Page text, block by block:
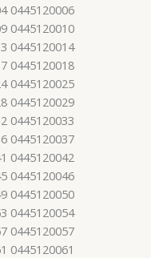
0445120006
0445120010
0445120014
0445120018
0445120025
0445120029
0445120033
0445120037
0445120042
0445120046
0445120050
0445120054
0445120057
0445120061